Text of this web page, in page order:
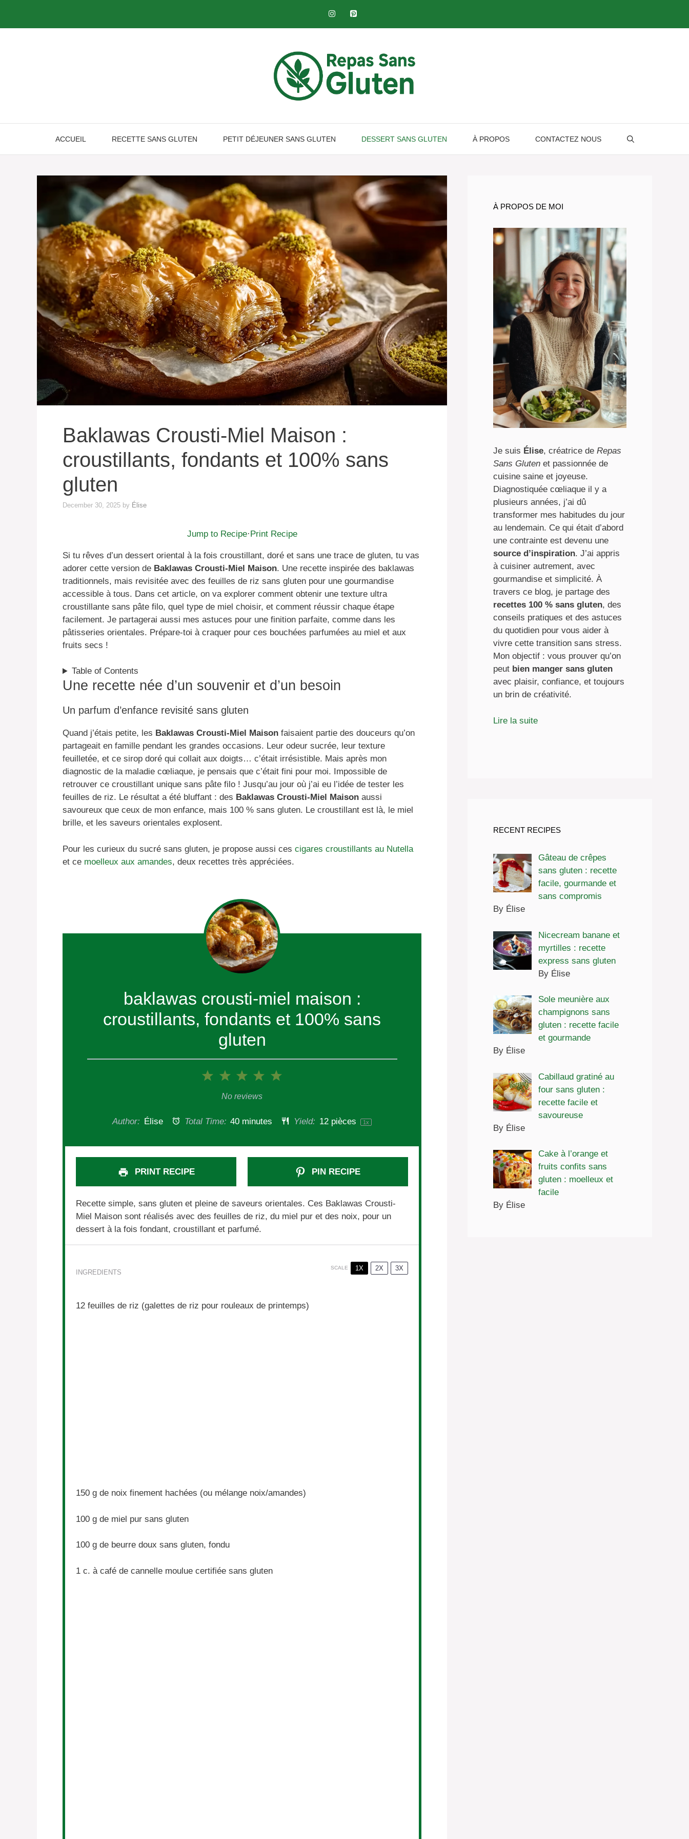
content
ACCUEIL RECETTE SANS GLUTEN PETIT DÉJEUNER SANS GLUTEN​ DESSERT SANS GLUTEN À PROPOS CONTACTEZ NOUS
Baklawas Crousti-Miel Maison :
croustillants, fondants et 100% sans
gluten
December 30, 2025 by Élise
Jump to Recipe·Print Recipe
Si tu rêves d’un dessert oriental à la fois croustillant, doré et sans une trace de gluten, tu vas
adorer cette version de Baklawas Crousti-Miel Maison. Une recette inspirée des baklawas
traditionnels, mais revisitée avec des feuilles de riz sans gluten pour une gourmandise
accessible à tous. Dans cet article, on va explorer comment obtenir une texture ultra
croustillante sans pâte filo, quel type de miel choisir, et comment réussir chaque étape
facilement. Je partagerai aussi mes astuces pour une finition parfaite, comme dans les
pâtisseries orientales. Prépare-toi à craquer pour ces bouchées parfumées au miel et aux
fruits secs !
Table of Contents
Une recette née d’un souvenir et d’un besoin
Un parfum d’enfance revisité sans gluten
Quand j’étais petite, les Baklawas Crousti-Miel Maison faisaient partie des douceurs qu’on
partageait en famille pendant les grandes occasions. Leur odeur sucrée, leur texture
feuilletée, et ce sirop doré qui collait aux doigts… c’était irrésistible. Mais après mon
diagnostic de la maladie cœliaque, je pensais que c’était fini pour moi. Impossible de
retrouver ce croustillant unique sans pâte filo ! Jusqu’au jour où j’ai eu l’idée de tester les
feuilles de riz. Le résultat a été bluffant : des Baklawas Crousti-Miel Maison aussi
savoureux que ceux de mon enfance, mais 100 % sans gluten. Le croustillant est là, le miel
brille, et les saveurs orientales explosent.
Pour les curieux du sucré sans gluten, je propose aussi ces cigares croustillants au Nutella
et ce moelleux aux amandes, deux recettes très appréciées.
baklawas crousti-miel maison :
croustillants, fondants et 100% sans
gluten
5
4
3
Stars
2
Stars
1
Star
No reviews
Author: Élise Total Time: 40 minutes Yield: 12pièces 1 x
PRINT RECIPE PIN RECIPE
Recette simple, sans gluten et pleine de saveurs orientales. Ces Baklawas Crousti-
Miel Maison sont réalisés avec des feuilles de riz, du miel pur et des noix, pour un
dessert à la fois fondant, croustillant et parfumé.
INGREDIENTS
SCALE 1X 2X 3X
12 feuilles de riz (galettes de riz pour rouleaux de printemps)
150 g de noix finement hachées (ou mélange noix/amandes)
100 g de miel pur sans gluten
100 g de beurre doux sans gluten, fondu
1 c. à café de cannelle moulue certifiée sans gluten
À PROPOS DE MOI
Je suis Élise, créatrice de Repas
Sans Gluten et passionnée de
cuisine saine et joyeuse.
Diagnostiquée cœliaque il y a
plusieurs années, j’ai dû
transformer mes habitudes du jour
au lendemain. Ce qui était d’abord
une contrainte est devenu une
source d’inspiration. J’ai appris
à cuisiner autrement, avec
gourmandise et simplicité. À
travers ce blog, je partage des
recettes 100 % sans gluten, des
conseils pratiques et des astuces
du quotidien pour vous aider à
vivre cette transition sans stress.
Mon objectif : vous prouver qu’on
peut bien manger sans gluten
avec plaisir, confiance, et toujours
un brin de créativité.
Lire la suite
RECENT RECIPES
Gâteau de crêpes
sans gluten : recette
facile, gourmande et
sans compromis
By Élise
Nicecream banane et
myrtilles : recette
express sans gluten
By Élise
Sole meunière aux
champignons sans
gluten : recette facile
et gourmande
By Élise
Cabillaud gratiné au
four sans gluten :
recette facile et
savoureuse
By Élise
Cake à l’orange et
fruits confits sans
gluten : moelleux et
facile
By Élise